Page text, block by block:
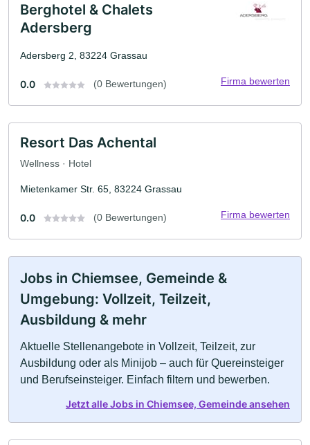
Berghotel & Chalets
Adersberg
Adersberg 2, 83224 Grassau
0.0 (0 Bewertungen) Firma bewerten
Resort Das Achental
Wellness · Hotel
Mietenkamer Str. 65, 83224 Grassau
0.0 (0 Bewertungen) Firma bewerten
Jobs in Chiemsee, Gemeinde &
Umgebung: Vollzeit, Teilzeit,
Ausbildung & mehr
Aktuelle Stellenangebote in Vollzeit, Teilzeit, zur
Ausbildung oder als Minijob – auch für Quereinsteiger
und Berufseinsteiger. Einfach filtern und bewerben.
Jetzt alle Jobs in Chiemsee, Gemeinde ansehen